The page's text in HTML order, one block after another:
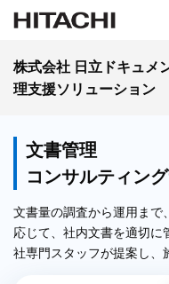
株式会社 日立ドキュメ
理支援ソリューション
文書管理
コンサルティン
文書量の調査から運用まで
応じて、社内文書を適切に
社専門スタッフが提案し、
サービス詳細を見る
サービス詳細を見る
サービス詳細を見る